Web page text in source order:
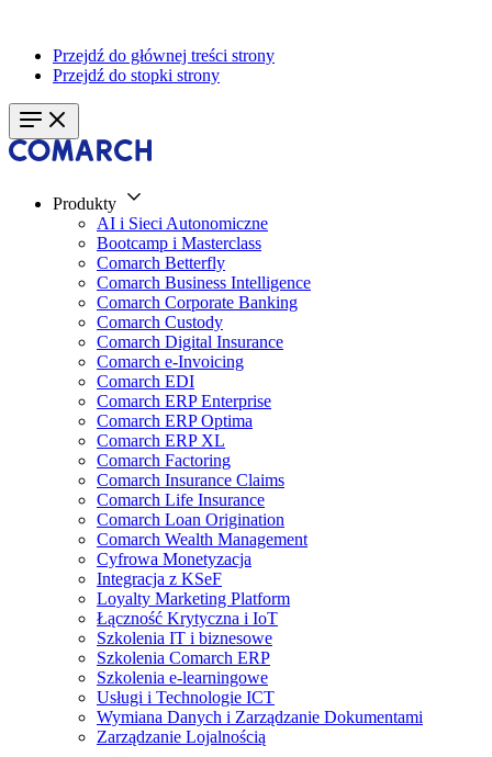
Przejdź do głównej treści strony
Przejdź do stopki strony
Produkty
AI i Sieci Autonomiczne
Bootcamp i Masterclass
Comarch Betterfly
Comarch Business Intelligence
Comarch Corporate Banking
Comarch Custody
Comarch Digital Insurance
Comarch e-Invoicing
Comarch EDI
Comarch ERP Enterprise
Comarch ERP Optima
Comarch ERP XL
Comarch Factoring
Comarch Insurance Claims
Comarch Life Insurance
Comarch Loan Origination
Comarch Wealth Management
Cyfrowa Monetyzacja
Integracja z KSeF
Loyalty Marketing Platform
Łączność Krytyczna i IoT
Szkolenia IT i biznesowe
Szkolenia Comarch ERP
Szkolenia e-learningowe
Usługi i Technologie ICT
Wymiana Danych i Zarządzanie Dokumentami
Zarządzanie Lojalnością